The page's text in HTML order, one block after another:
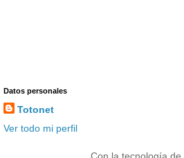
Datos personales
Totonet
Ver todo mi perfil
Con la tecnología de